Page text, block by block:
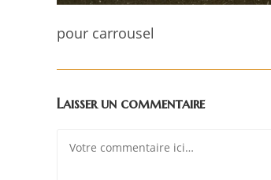
pour carrousel
Laisser un commentaire